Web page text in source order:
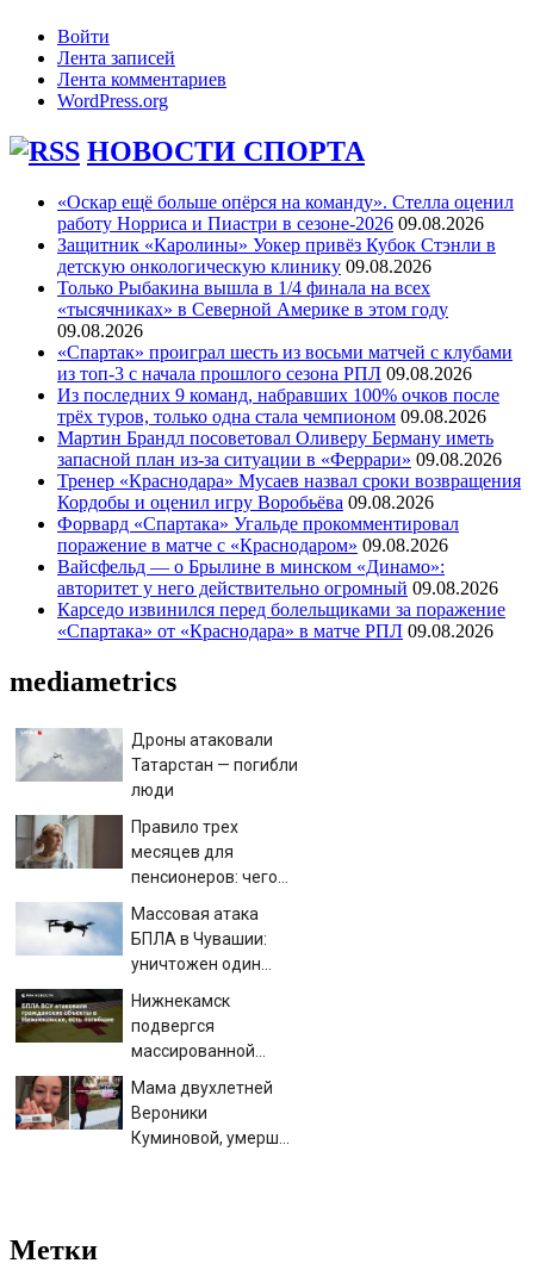
Войти
Лента записей
Лента комментариев
WordPress.org
НОВОСТИ СПОРТА
«Оскар ещё больше опёрся на команду». Стелла оценил
работу Норриса и Пиастри в сезоне-2026 09.08.2026
Защитник «Каролины» Уокер привёз Кубок Стэнли в
детскую онкологическую клинику 09.08.2026
Только Рыбакина вышла в 1/4 финала на всех
«тысячниках» в Северной Америке в этом году
09.08.2026
«Спартак» проиграл шесть из восьми матчей с клубами
из топ-3 с начала прошлого сезона РПЛ 09.08.2026
Из последних 9 команд, набравших 100% очков после
трёх туров, только одна стала чемпионом 09.08.2026
Мартин Брандл посоветовал Оливеру Берману иметь
запасной план из-за ситуации в «Феррари» 09.08.2026
Тренер «Краснодара» Мусаев назвал сроки возвращения
Кордобы и оценил игру Воробьёва 09.08.2026
Форвард «Спартака» Угальде прокомментировал
поражение в матче с «Краснодаром» 09.08.2026
Вайсфельд — о Брылине в минском «Динамо»:
авторитет у него действительно огромный 09.08.2026
Карседо извинился перед болельщиками за поражение
«Спартака» от «Краснодара» в матче РПЛ 09.08.2026
mediametrics
Дроны атаковали
Татарстан — погибли
люди
Правило трех
месяцев для
пенсионеров: чего
Массовая атака
БПЛА в Чувашии:
уничтожен один
Нижнекамск
подвергся
массированной
погибшие
Мама двухлетней
Вероники
Куминовой, умершей
Метки